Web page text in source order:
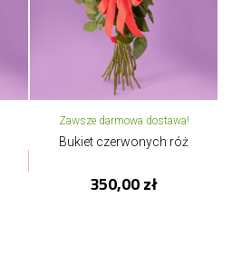
Zawsze darmowa dostawa!
Bukiet czerwonych róż
350,00 zł